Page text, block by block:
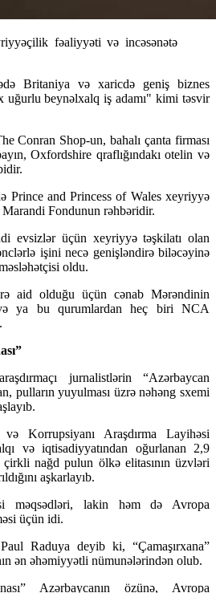
fəaliyyəti və incəsənətə
Britaniya və xaricdə geniş biznes
uğurlu beynəlxalq iş adamı" kimi təsvir
Conran Shop-un, bahalı çanta firması
Oxfordshire qraflığındakı otelin və
Prince and Princess of Wales xeyriyyə
Marandi Fondunun rəhbəridir.
evsizlər üçün xeyriyyə təşkilatı olan
işini necə genişləndirə biləcəyinə
oldu.
aid olduğu üçün cənab Mərəndinin
ya bu qurumlardan heç biri NCA
jurnalistlərin “Azərbaycan
pulların yuyulması üzrə nəhəng sxemi
Korrupsiyanı Araşdırma Layihəsi
və iqtisadiyyatından oğurlanan 2,9
nağd pulun ölkə elitasının üzvləri
aşkarlayıb.
məqsədləri, lakin həm də Avropa
üçün idi.
Raduya deyib ki, “Çamaşırxana”
ən əhəmiyyətli nümunələrindən olub.
Azərbaycanın özünə, Avropa